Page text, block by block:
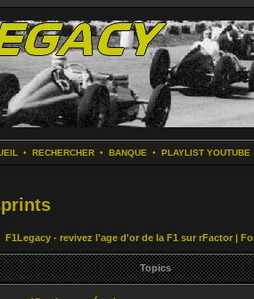
• RECHERCHER• BANQUE • PLAYLIST YOUTUBE
F1Legacy - revivez l'age d'or de la F1 sur rFactor |
Topics